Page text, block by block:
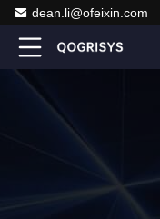
dean.li@ofeixin.com